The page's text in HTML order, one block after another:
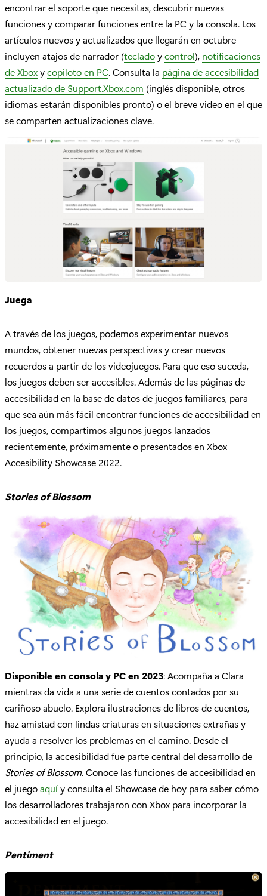
encontrar el soporte que necesitas, descubrir nuevas
funciones y comparar funciones entre la PC y la consola. Los
artículos nuevos y actualizados que llegarán en octubre
incluyen atajos de narrador (tecladoycontrol), notificaciones
de Xboxycopiloto en PC. Consulta la página de accesibilidad
actualizado de Support.Xbox.com (inglés disponible, otros
idiomas estarán disponibles pronto) o el breve video en el que
se comparten actualizaciones clave.
Juega
A través de los juegos, podemos experimentar nuevos
mundos, obtener nuevas perspectivas y crear nuevos
recuerdos a partir de los videojuegos. Para que eso suceda,
los juegos deben ser accesibles. Además de las páginas de
accesibilidad en la base de datos de juegos familiares, para
que sea aún más fácil encontrar funciones de accesibilidad en
los juegos, compartimos algunos juegos lanzados
recientemente, próximamente o presentados en Xbox
Accesibility Showcase 2022.
Stories of Blossom
Disponible en consola y PCen 2023: Acompaña a Clara
mientras da vida a una serie de cuentos contados por su
cariñoso abuelo. Explora ilustraciones de libros de cuentos,
haz amistad con lindas criaturas en situaciones extrañas y
ayuda a resolver los problemas en el camino. Desde el
principio, la accesibilidad fue parte central del desarrollo de
Stories of Blossom. Conoce las funciones de accesibilidad en
el juegoaquíy consulta el Showcase de hoy para saber cómo
los desarrolladores trabajaron con Xbox para incorporar la
accesibilidad en el juego.
Pentiment